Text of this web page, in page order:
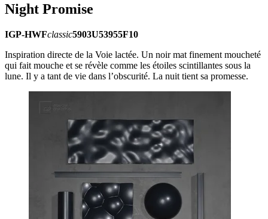
Night Promise
IGP-HWFclassic5903U53955F10
Inspiration directe de la Voie lactée. Un noir mat finement moucheté
qui fait mouche et se révèle comme les étoiles scintillantes sous la
lune. Il y a tant de vie dans l’obscurité. La nuit tient sa promesse.